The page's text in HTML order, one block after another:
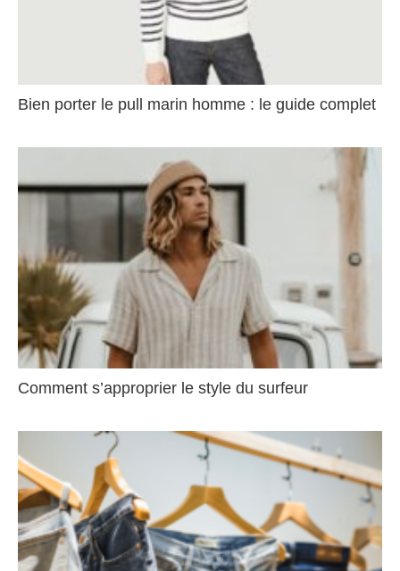
Bien porter le pull marin homme : le guide complet
Comment s’approprier le style du surfeur